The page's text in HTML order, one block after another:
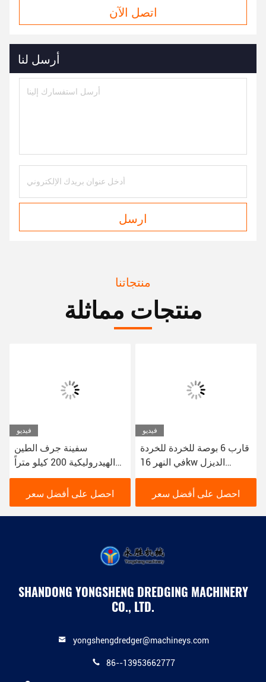
اتصل الآن
أرسل لنا
ارسل
منتجاتنا
منتجات مماثلة
فيديو
سفينة جرف الطين
الهيدروليكية 200 كيلو متراً
في الساعة 16 كيلوواط
اللون الأحمر المستخدم في
جرف الأنهار
احصل على أفضل سعر
فيديو
قارب 6 بوصة للخردة للخردة
في النهر 16kw الديزل
الهيدروليكية
احصل على أفضل سعر
SHANDONG YONGSHENG DREDGING MACHINERY
CO., LTD.
yongshengdredger@machineys.com
86--13953662777